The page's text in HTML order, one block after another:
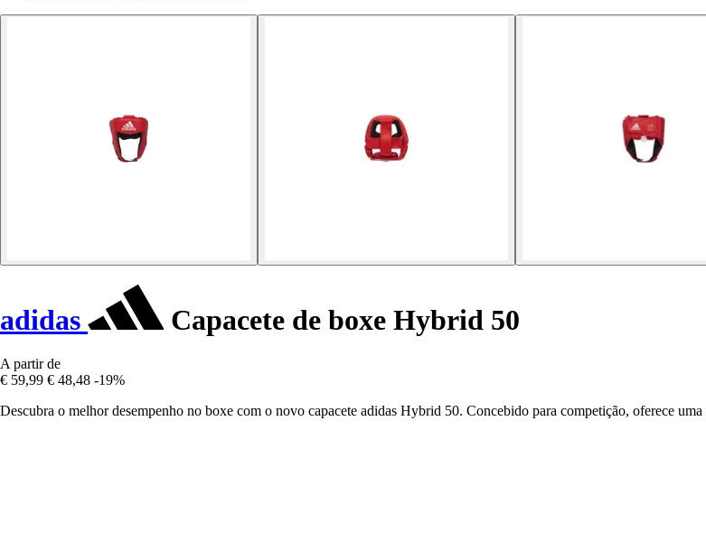
adidas Capacete de boxe Hybrid 50
A partir de
€ 59,99 € 48,48 -19%
Descubra o melhor desempenho no boxe com o novo capacete adidas Hybrid 50. Concebido para competição, oferece